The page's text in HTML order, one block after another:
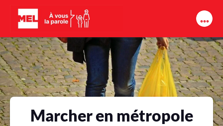
Aller au contenu principal
Marcher en métropole